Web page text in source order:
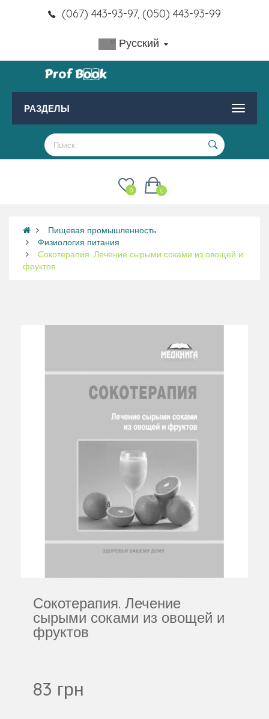
(067) 443-93-97, (050) 443-93-99
Русский
РАЗДЕЛЫ
0
0
Пищевая промышленность
Физиология питания
Сокотерапия. Лечение сырыми соками из овощей и
фруктов
Сокотерапия. Лечение
сырыми соками из овощей и
фруктов
83 грн